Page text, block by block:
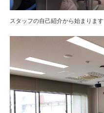
スタッフの自己紹介から始まります